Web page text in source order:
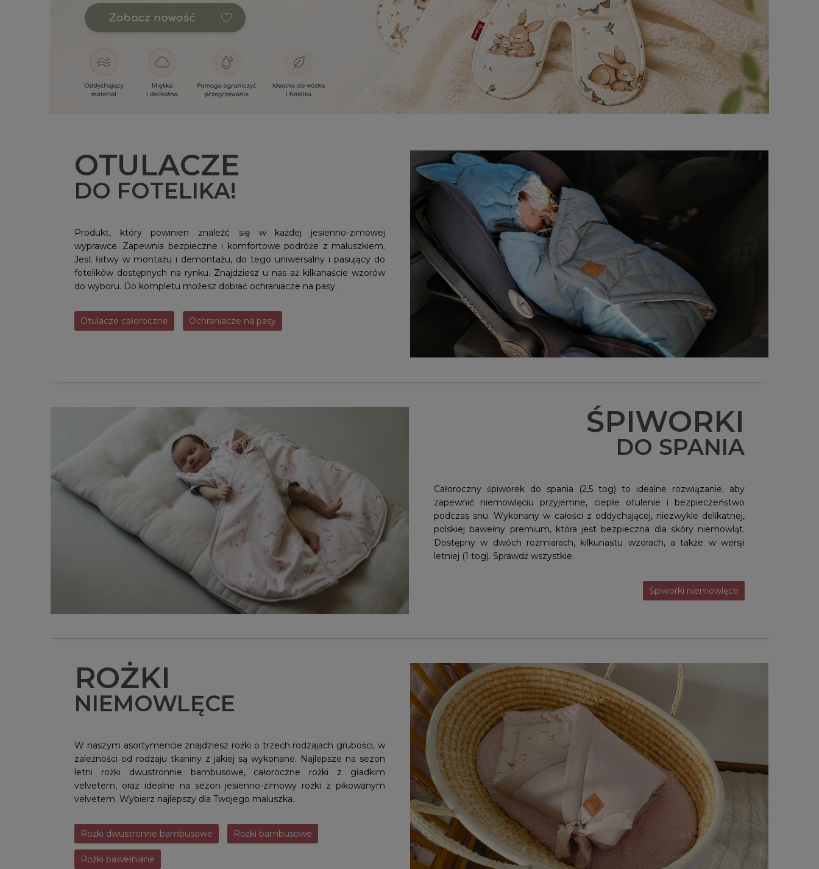
OTULACZE
DO FOTELIKA!
Produkt, który powinien znaleźć się w każdej jesienno-zimowej
wyprawce. Zapewnia bezpieczne i komfortowe podróże z maluszkiem.
Jest łatwy w montażu i demontażu, do tego uniwersalny i pasujący do
fotelików dostępnych na rynku. Znajdziesz u nas aż kilkanaście wzorów
do wyboru. Do kompletu możesz dobrać ochraniacze na pasy.
Otulacze całoroczne Ochraniacze na pasy
ŚPIWORKI
DO SPANIA
Całoroczny śpiworek do spania (2,5 tog) to idealne rozwiązanie, aby
zapewnić niemowlęciu przyjemne, ciepłe otulenie i bezpieczeństwo
podczas snu. Wykonany w całości z oddychającej, niezwykle delikatnej,
polskiej bawełny premium, która jest bezpieczna dla skóry niemowląt.
Dostępny w dwóch rozmiarach, kilkunastu wzorach, a także w wersji
letniej (1 tog). Sprawdź wszystkie.
Śpiworki niemowlęce
ROŻKI
NIEMOWLĘCE
W naszym asortymencie znajdziesz rożki o trzech rodzajach grubości, w
zależności od rodzaju tkaniny z jakiej są wykonane. Najlepsze na sezon
letni rożki dwustronnie bambusowe, całoroczne rożki z gładkim
velvetem, oraz idealne na sezon jesienno-zimowy rożki z pikowanym
velvetem. Wybierz najlepszy dla Twojego maluszka.
Rożki dwustronne bambusowe Rożki bambusowe
Rożki bawełniane